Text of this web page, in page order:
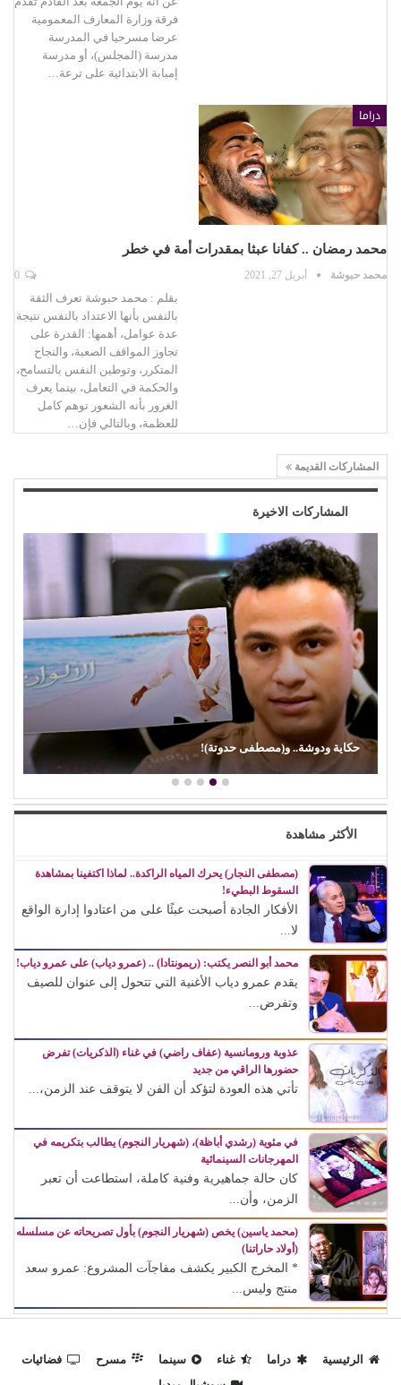
فرقة وزارة المعارف المعمومية
عرضا مسرحيا في المدرسة
مدرسة (المجلس)، أو مدرسة
إمبابة الابتدائية على ترعة…
دراما
محمد رمضان .. كفانا عبثا بمقدرات أمة في خطر
محمد حبوشة أبريل 27, 2021
بقلم : محمد حبوشة تعرف الثقة
بالنفس بأنها الاعتداد بالنفس نتيجة
عدة عوامل، أهمها: القدرة على
تجاوز المواقف الصعبة، والنجاح
المتكرر، وتوطين النفس بالتسامح،
والحكمة في التعامل، بينما يعرف
الغرور بأنه الشعور توهم كامل
للعظمة، وبالتالي فإن…
المشاركات القديمة
المشاركات الاخيرة
حكاية ودوشة.. و(مصطفى حدوتة)!
الأكثر مشاهدة
(مصطفى النجار) يحرك المياه الراكدة.. لماذا اكتفينا بمشاهدة
السقوط البطيء!
الأفكار الجادة أصبحت عبئًا على من اعتادوا إدارة الواقع
لا...
محمد أبو النصر يكتب: (ريمونتادا) .. (عمرو دياب) على عمرو دياب!
يقدم عمرو دياب الأغنية التي تتحول إلى عنوان للصيف
وتفرض...
عذوبة ورومانسية (عفاف راضي) في غناء (الذكريات) تفرض
حضورها الراقي من جديد
تأتي هذه العودة لتؤكد أن الفن لا يتوقف عند الزمن،...
في مئوية (رشدي أباظة)، (شهريار النجوم) يطالب بتكريمه في
المهرجانات السينمائية
كان حالة جماهيرية وفنية كاملة، استطاعت أن تعبر
الزمن، وأن...
(محمد ياسين) يخص (شهريار النجوم) بأول تصريحاته عن مسلسله
(أولاد حاراتنا)
* المخرج الكبير يكشف مفاجآت المشروع: عمرو سعد
منتج وليس...
الرئيسية دراما غناء سينما مسرح
فضائيات